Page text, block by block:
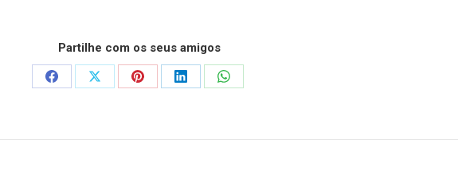
Partilhe com os seus amigos
Share
Share
Share
Share
Share